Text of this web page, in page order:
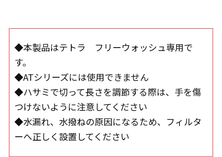
◆本製品はテトラ フリーウォッシュ専用で
す。
◆ATシリーズには使用できません
◆ハサミで切って長さを調節する際は、手を傷
つけないように注意してください
◆水漏れ、水撥ねの原因になるため、フィルタ
ーへ正しく設置してください